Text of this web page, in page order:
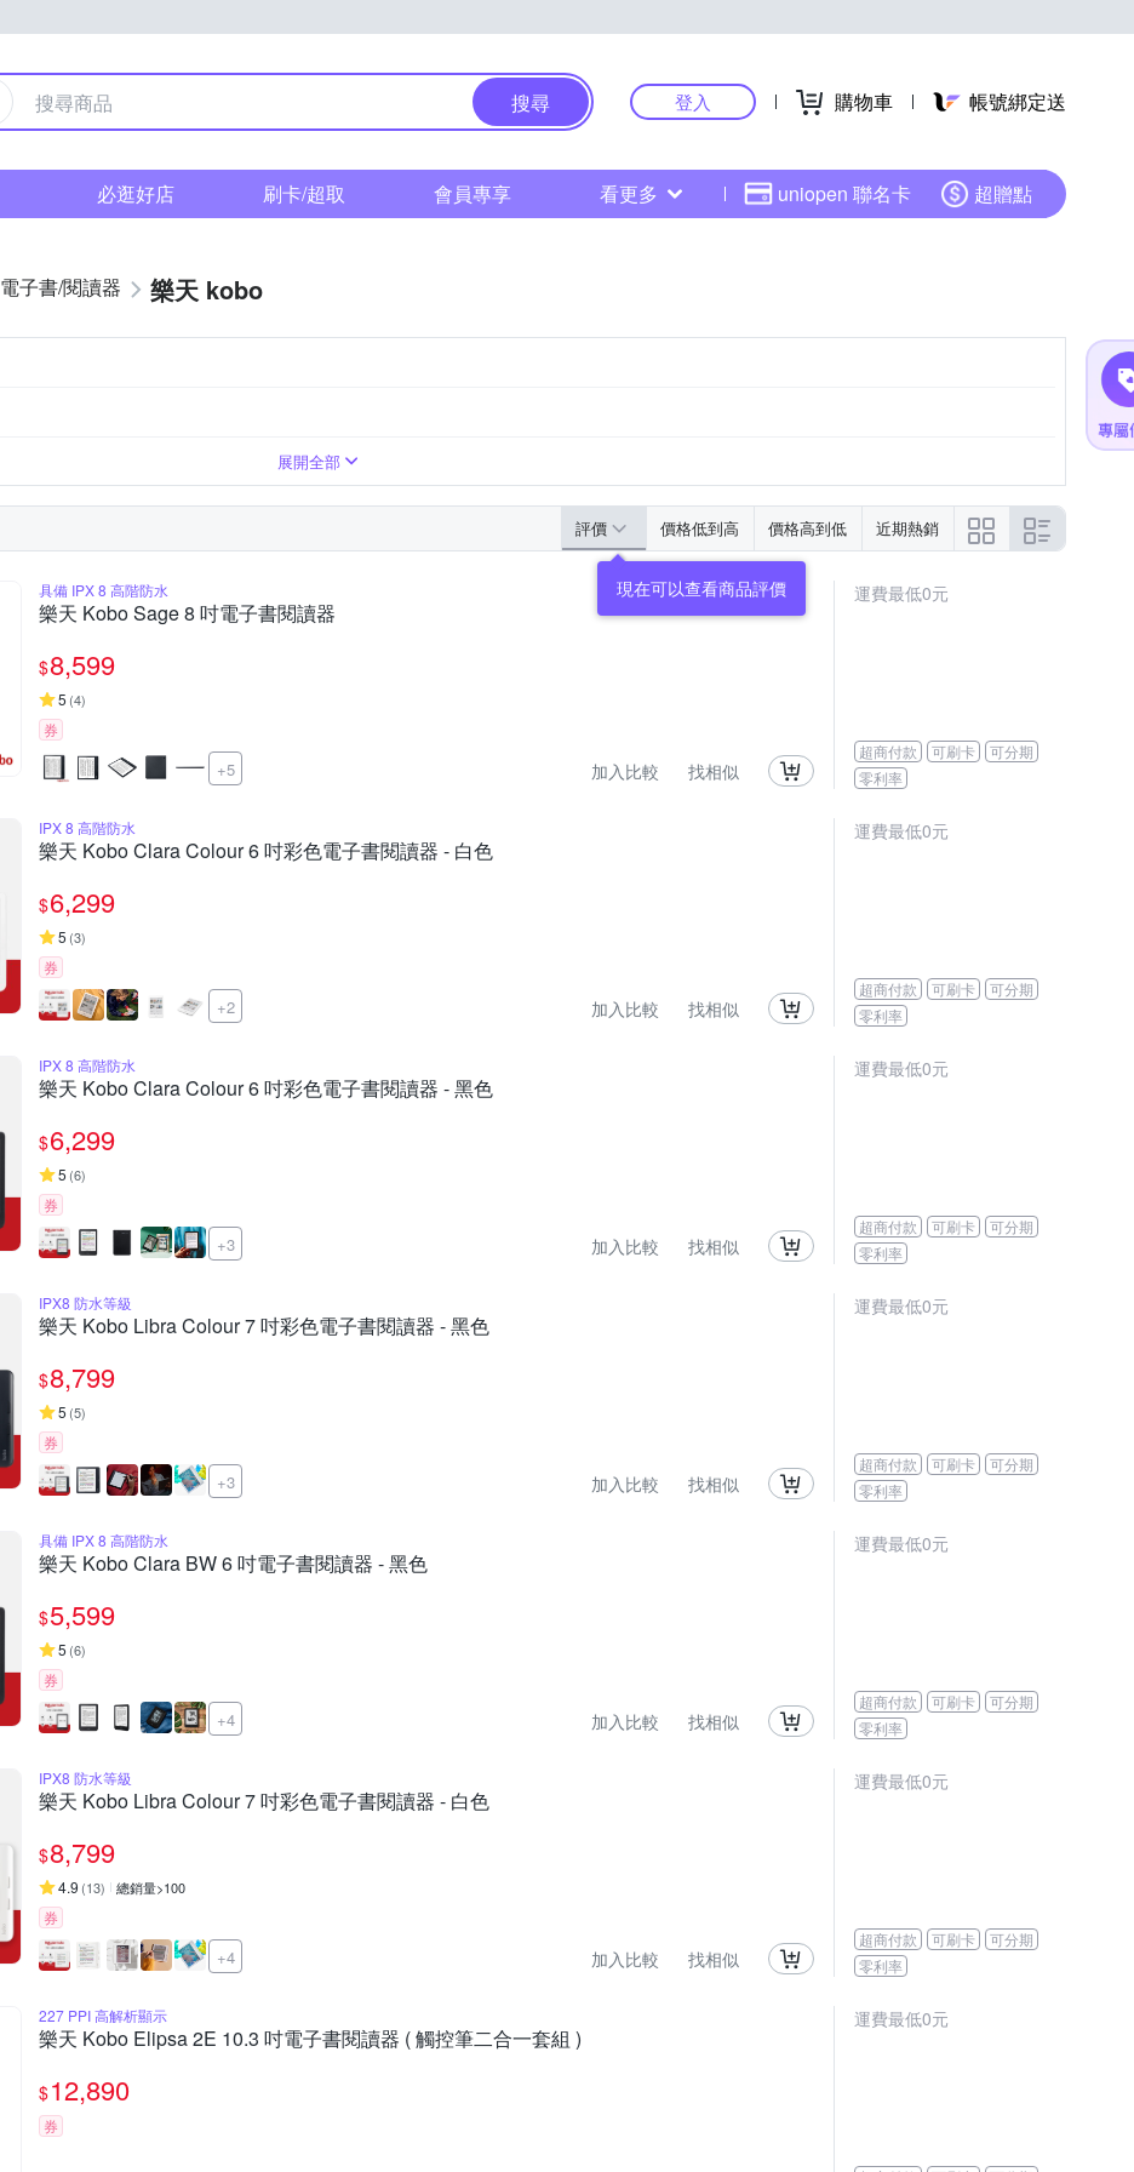
搜尋 登入 購物車 帳號綁定送
必逛好店 刷卡/超取 會員專享 看更多 uniopen 聯名卡 超贈點
電子書/閱讀器 樂天 kobo
1404 x 1872 (300ppi)
展開全部
評價 價格低到高 價格高到低 近期熱銷
現在可以查看商品評價
具備 IPX 8 高階防水
樂天 Kobo Sage 8 吋電子書閱讀器
$8,599
5 (4)
券
+5 加入比較 找相似
運費最低0元
超商付款 可刷卡
可分期
零利率
IPX 8 高階防水
樂天 Kobo Clara Colour 6 吋彩色電子書閱讀器 - 白色
$6,299
5 (3)
券
+2 加入比較 找相似
運費最低0元
超商付款 可刷卡
可分期
零利率
IPX 8 高階防水
樂天 Kobo Clara Colour 6 吋彩色電子書閱讀器 - 黑色
$6,299
5 (6)
券
+3 加入比較 找相似
運費最低0元
超商付款 可刷卡
可分期
零利率
IPX8 防水等級
樂天 Kobo Libra Colour 7 吋彩色電子書閱讀器 - 黑色
$8,799
5 (5)
券
+3 加入比較 找相似
運費最低0元
超商付款 可刷卡
可分期
零利率
具備 IPX 8 高階防水
樂天 Kobo Clara BW 6 吋電子書閱讀器 - 黑色
$5,599
5 (6)
券
+4 加入比較 找相似
運費最低0元
超商付款 可刷卡
可分期
零利率
IPX8 防水等級
樂天 Kobo Libra Colour 7 吋彩色電子書閱讀器 - 白色
$8,799
4.9 (13) 總銷量>100
券
+4 加入比較 找相似
運費最低0元
超商付款 可刷卡
可分期
零利率
227 PPI 高解析顯示
樂天 Kobo Elipsa 2E 10.3 吋電子書閱讀器 ( 觸控筆二合一套組 )
$12,890
券
運費最低0元